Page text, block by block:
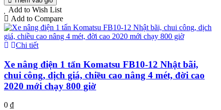
Add to Wish List
Add to Compare
Chi tiết
Xe nâng điện 1 tấn Komatsu FB10-12 Nhật bãi,
chui công, dịch giá, chiều cao nâng 4 mét, đời cao
2020 mới chạy 800 giờ
0 ₫